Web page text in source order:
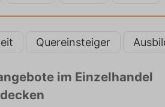
Quereinsteiger
im Einzelhandel